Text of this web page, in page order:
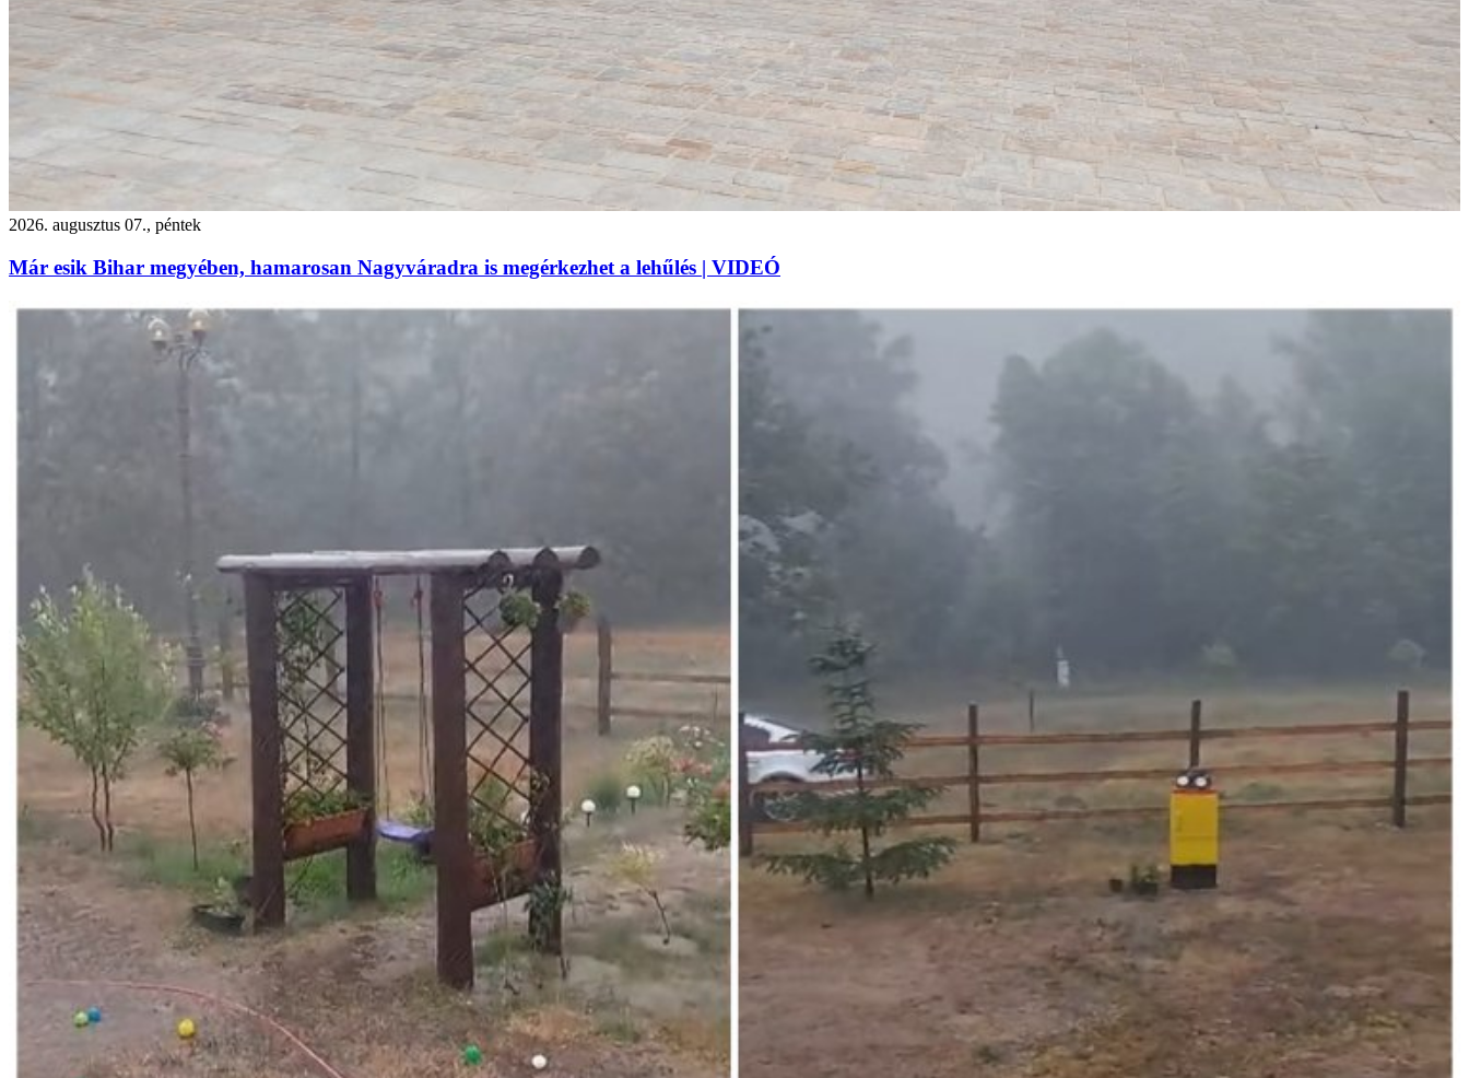
2026. augusztus 07., péntek
Már esik Bihar megyében, hamarosan Nagyváradra is megérkezhet a lehűlés | VIDEÓ